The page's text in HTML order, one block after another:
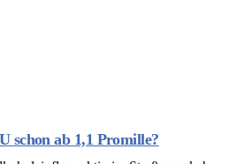
schon ab 1,1 Promille?